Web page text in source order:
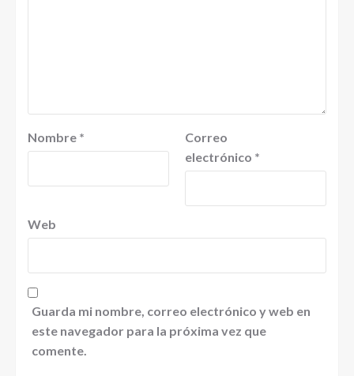
Nombre *
Correo
electrónico *
Web
Guarda mi nombre, correo electrónico y web en
este navegador para la próxima vez que
comente.